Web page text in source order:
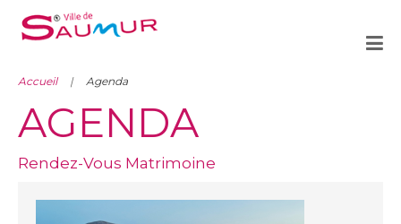
Accueil Agenda
AGENDA
Rendez-Vous Matrimoine